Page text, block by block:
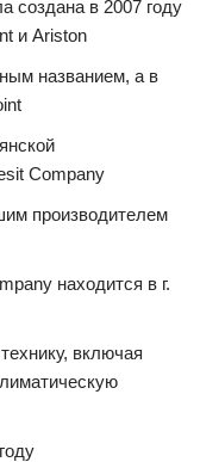
создана в 2007 году
и Ariston
названием, а в
Company
производителем
находится в г.
включая